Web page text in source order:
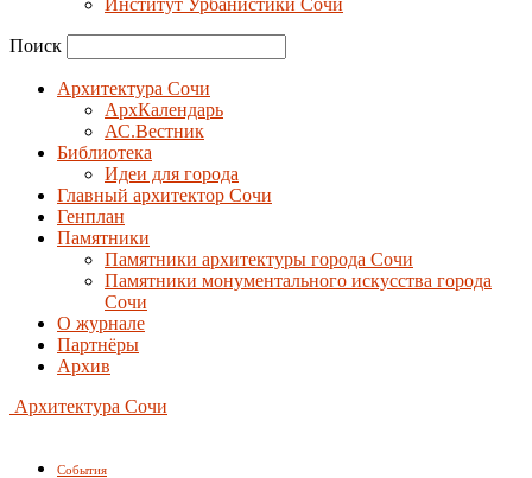
Институт Урбанистики Сочи
Поиск
Архитектура Сочи
АрхКалендарь
АС.Вестник
Библиотека
Идеи для города
Главный архитектор Сочи
Генплан
Памятники
Памятники архитектуры города Сочи
Памятники монументального искусства города
Сочи
О журнале
Партнёры
Архив
Архитектура Сочи
События